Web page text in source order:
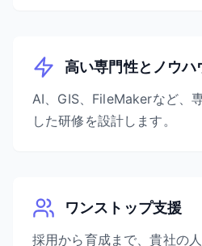
高い専門性とノウハ
AI、GIS、FileMakerなど、
した研修を設計します。
ワンストップ支援
採用から育成まで、貴社の